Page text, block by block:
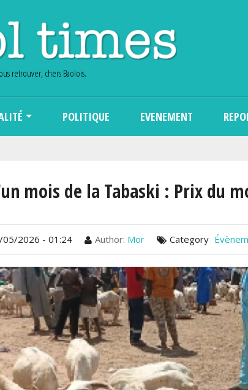
retrouver, chers Baolois.
POLITIQUE EVENEMENT
mois de la Tabaski : Prix du
05/2026 - 01:24 Author: Mor Category